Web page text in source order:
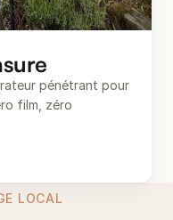
pénétrant pour
film, zéro
LOCAL